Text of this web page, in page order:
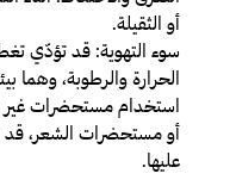
أو الثقيلة.
سوء التهوية: قد تؤدّي
الحرارة والرطوبة، وهما
استخدام مستحضرات غير
أو مستحضرات الشعر، قد
عليها.